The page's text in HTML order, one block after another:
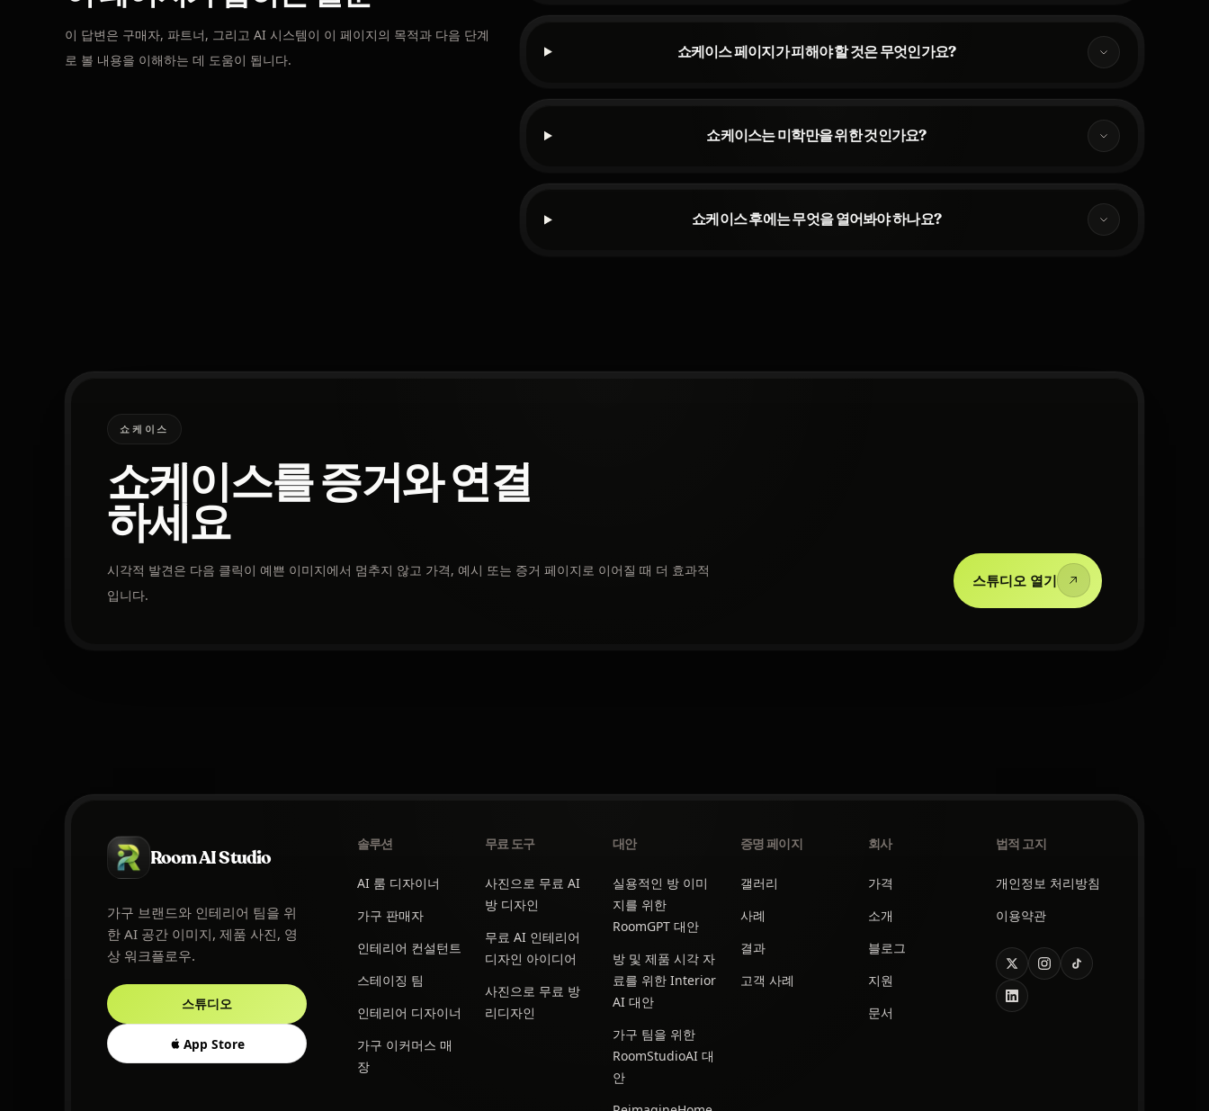
이 답변은 구매자, 파트너, 그리고 AI 시스템이 이 페이지의 목적과 다음 단계
로 볼 내용을 이해하는 데 도움이 됩니다.
쇼케이스 페이지가 피해야 할 것은 무엇인가요?
쇼케이스는 미학만을 위한 것인가요?
쇼케이스 후에는 무엇을 열어봐야 하나요?
쇼케이스
쇼케이스를 증거와 연결
하세요
시각적 발견은 다음 클릭이 예쁜 이미지에서 멈추지 않고 가격, 예시 또는 증거 페이지로 이어질 때 더 효과적
입니다.
스튜디오 열기
Room AI Studio
가구 브랜드와 인테리어 팀을 위
한 AI 공간 이미지, 제품 사진, 영
상 워크플로우.
스튜디오
App Store
솔루션
AI 룸 디자이너
가구 판매자
인테리어 컨설턴트
스테이징 팀
인테리어 디자이너
가구 이커머스 매
장
무료 도구
사진으로 무료 AI
방 디자인
무료 AI 인테리어
디자인 아이디어
사진으로 무료 방
리디자인
대안
실용적인 방 이미
지를 위한
RoomGPT 대안
방 및 제품 시각 자
료를 위한 Interior
AI 대안
가구 팀을 위한
RoomStudioAI 대
안
증명 페이지
갤러리
사례
결과
고객 사례
회사
가격
소개
블로그
지원
문서
법적 고지
개인정보 처리방침
이용약관